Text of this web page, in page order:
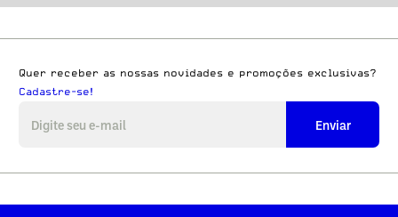
Quer receber as nossas novidades e promoções exclusivas?
Cadastre-se!
Enviar